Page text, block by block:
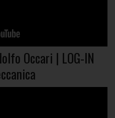
Occari | LOG-IN